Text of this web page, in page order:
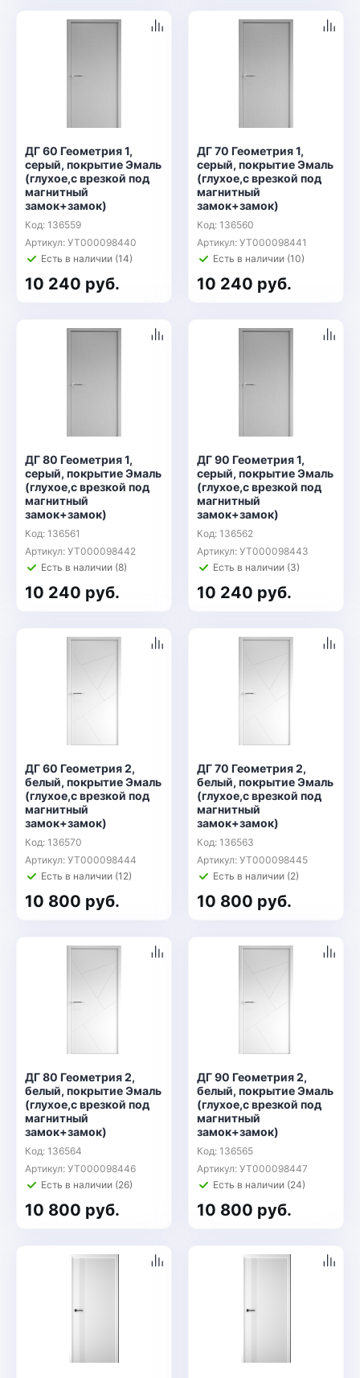
ДГ 60 Геометрия 1,
серый, покрытие Эмаль
(глухое,с врезкой под
магнитный
замок+замок)
Код: 136559
Артикул: УТ000098440
Есть в наличии (14)
10 240 руб.
ДГ 70 Геометрия 1,
серый, покрытие Эмаль
(глухое,с врезкой под
магнитный
замок+замок)
Код: 136560
Артикул: УТ000098441
Есть в наличии (10)
10 240 руб.
ДГ 80 Геометрия 1,
серый, покрытие Эмаль
(глухое,с врезкой под
магнитный
замок+замок)
Код: 136561
Артикул: УТ000098442
Есть в наличии (8)
10 240 руб.
ДГ 90 Геометрия 1,
серый, покрытие Эмаль
(глухое,с врезкой под
магнитный
замок+замок)
Код: 136562
Артикул: УТ000098443
Есть в наличии (3)
10 240 руб.
ДГ 60 Геометрия 2,
белый, покрытие Эмаль
(глухое,с врезкой под
магнитный
замок+замок)
Код: 136570
Артикул: УТ000098444
Есть в наличии (12)
10 800 руб.
ДГ 70 Геометрия 2,
белый, покрытие Эмаль
(глухое,с врезкой под
магнитный
замок+замок)
Код: 136563
Артикул: УТ000098445
Есть в наличии (2)
10 800 руб.
ДГ 80 Геометрия 2,
белый, покрытие Эмаль
(глухое,с врезкой под
магнитный
замок+замок)
Код: 136564
Артикул: УТ000098446
Есть в наличии (26)
10 800 руб.
ДГ 90 Геометрия 2,
белый, покрытие Эмаль
(глухое,с врезкой под
магнитный
замок+замок)
Код: 136565
Артикул: УТ000098447
Есть в наличии (24)
10 800 руб.